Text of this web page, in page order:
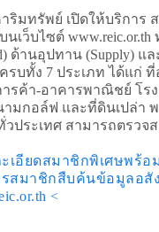
ริมทรัพย์ เปิดให้บริการ
เว็บไซต์ www.reic.or.th
ด้านอุปทาน (Supply) แ
รบทั้ง 7 ประเภท ได้แก่
รค้า-อาคารพาณิชย์ โร
มกอล์ฟ และที่ดินเปล่า
ประเทศ สามารถตรวจ
ะเอียดสมาชิกพิเศษพร้
สมาชิกสืบค้นข้อมูลอสั
<